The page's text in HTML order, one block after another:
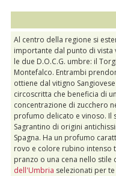
Al centro della regione si
importante dal punto di vista
le due D.O.C.G. umbre: il
Montefalco. Entrambi
ottiene dal vitigno
circoscritta che beneficia di
concentrazione di zucchero
profumo delicato e vinoso. Il
Sagrantino di origini
Spagna. Ha un profumo
rovo e colore rubino intenso
pranzo o una cena nello
dell'Umbria selezionati per